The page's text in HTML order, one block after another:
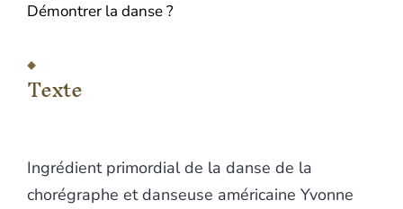
Démontrer la danse ?
Texte
Ingrédient primordial de la danse de la
chorégraphe et danseuse américaine Yvonne